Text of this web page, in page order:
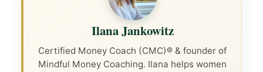
Ilana Jankowitz
Certified Money Coach (CMC)® & founder of
Mindful Money Coaching. Ilana helps women